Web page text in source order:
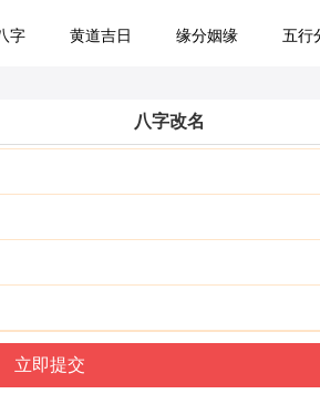
字 黄道吉日 缘分姻缘 五行
八字改名